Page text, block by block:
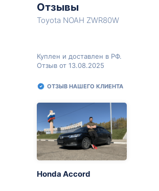
Отзывы
Toyota NOAH ZWR80W
Куплен и доставлен в РФ.
Отзыв от 13.08.2025
ОТЗЫВ НАШЕГО КЛИЕНТА
Honda Accord